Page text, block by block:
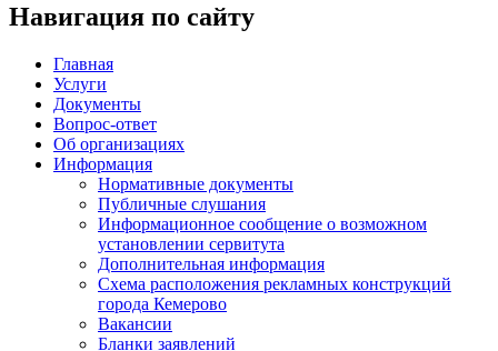
Навигация по сайту
Главная
Услуги
Документы
Вопрос-ответ
Об организациях
Информация
Нормативные документы
Публичные слушания
Информационное сообщение о возможном
установлении сервитута
Дополнительная информация
Схема расположения рекламных конструкций
города Кемерово
Вакансии
Бланки заявлений